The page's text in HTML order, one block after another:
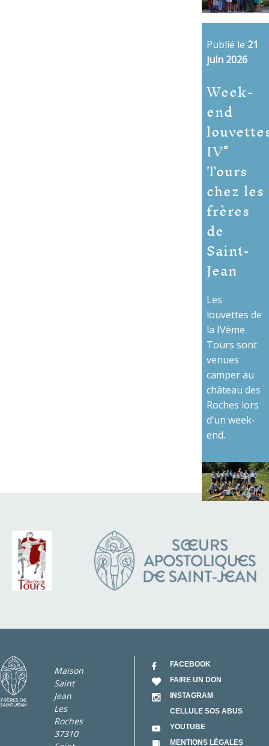
Publié le 21
juin 2026
Week-
end
IV°
Tours
chez les
frères
de
Saint-
Jean
Les
louvettes de
la IVème
Tours sont
venues
camper au
château des
Roches lors
d’un week-
end.
Maison
Saint
Jean
Les
Roches
37310
FACEBOOK
FAIRE UN DON
INSTAGRAM
CELLULE SOS ABUS
YOUTUBE
MENTIONS LÉGALES